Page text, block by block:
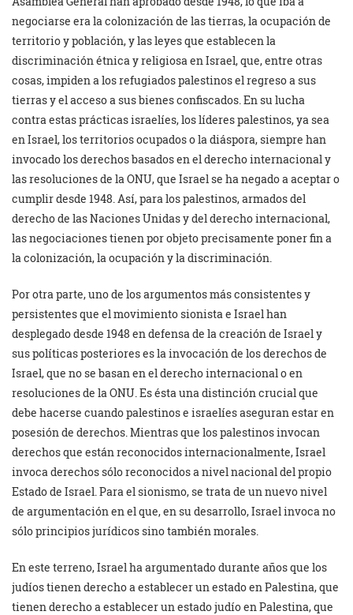
negociarse era la colonización de las tierras, la ocupación de
territorio y población, y las leyes que establecen la
discriminación étnica y religiosa en Israel, que, entre otras
cosas, impiden a los refugiados palestinos el regreso a sus
tierras y el acceso a sus bienes confiscados. En su lucha
contra estas prácticas israelíes, los líderes palestinos, ya sea
en Israel, los territorios ocupados o la diáspora, siempre han
invocado los derechos basados en el derecho internacional y
las resoluciones de la ONU, que Israel se ha negado a aceptar o
cumplir desde 1948. Así, para los palestinos, armados del
derecho de las Naciones Unidas y del derecho internacional,
las negociaciones tienen por objeto precisamente poner fin a
la colonización, la ocupación y la discriminación.
Por otra parte, uno de los argumentos más consistentes y
persistentes que el movimiento sionista e Israel han
desplegado desde 1948 en defensa de la creación de Israel y
sus políticas posteriores es la invocación de los derechos de
Israel, que no se basan en el derecho internacional o en
resoluciones de la ONU. Es ésta una distinción crucial que
debe hacerse cuando palestinos e israelíes aseguran estar en
posesión de derechos. Mientras que los palestinos invocan
derechos que están reconocidos internacionalmente, Israel
invoca derechos sólo reconocidos a nivel nacional del propio
Estado de Israel. Para el sionismo, se trata de un nuevo nivel
de argumentación en el que, en su desarrollo, Israel invoca no
sólo principios jurídicos sino también morales.
En este terreno, Israel ha argumentado durante años que los
judíos tienen derecho a establecer un estado en Palestina, que
tienen derecho a establecer un estado judío en Palestina, que